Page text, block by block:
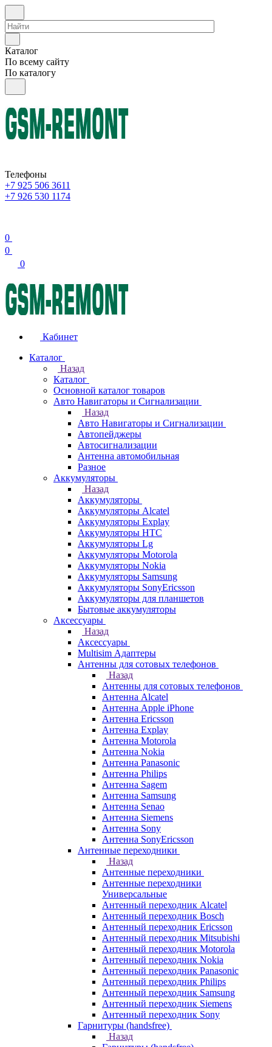
Каталог
По всему сайту
По каталогу
Телефоны
+7 925 506 3611
+7 926 530 1174
0
0
0
Кабинет
Каталог
Назад
Каталог
Основной каталог товаров
Авто Навигаторы и Сигнализации
Назад
Авто Навигаторы и Сигнализации
Автопейджеры
Автосигнализации
Антенна автомобильная
Разное
Аккумуляторы
Назад
Аккумуляторы
Аккумуляторы Alcatel
Аккумуляторы Explay
Аккумуляторы HTC
Аккумуляторы Lg
Аккумуляторы Motorola
Аккумуляторы Nokia
Аккумуляторы Samsung
Аккумуляторы SonyEricsson
Аккумуляторы для планшетов
Бытовые аккумуляторы
Аксессуары
Назад
Аксессуары
Multisim Адаптеры
Антенны для сотовых телефонов
Назад
Антенны для сотовых телефонов
Антенна Alcatel
Антенна Apple iPhone
Антенна Ericsson
Антенна Explay
Антенна Motorola
Антенна Nokia
Антенна Panasonic
Антенна Philips
Антенна Sagem
Антенна Samsung
Антенна Senao
Антенна Siemens
Антенна Sony
Антенна SonyEricsson
Антенные переходники
Назад
Антенные переходники
Антенные переходники
Универсальные
Антенный переходник Alcatel
Антенный переходник Bosch
Антенный переходник Ericsson
Антенный переходник Mitsubishi
Антенный переходник Motorola
Антенный переходник Nokia
Антенный переходник Panasonic
Антенный переходник Philips
Антенный переходник Samsung
Антенный переходник Siemens
Антенный переходник Sony
Гарнитуры (handsfree)
Назад